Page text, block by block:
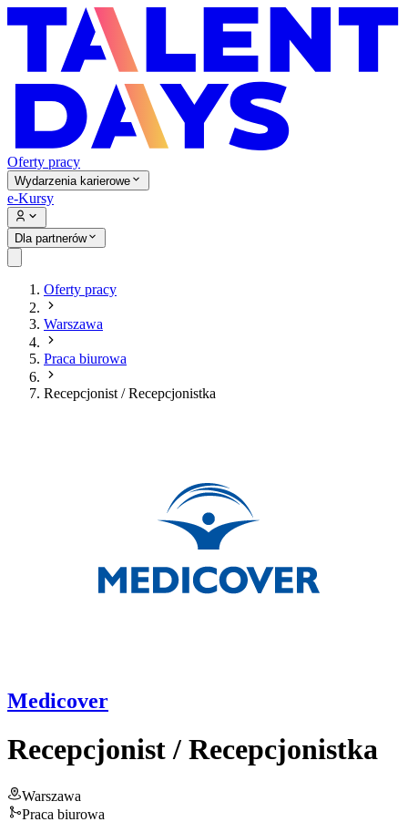
Oferty pracy
Wydarzenia karierowe
e-Kursy
Dla partnerów
Oferty pracy
Warszawa
Praca biurowa
Recepcjonist / Recepcjonistka
Medicover
Recepcjonist / Recepcjonistka
Warszawa
Praca biurowa